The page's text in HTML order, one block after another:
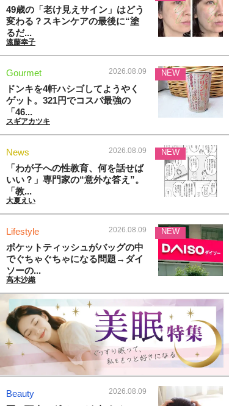
49歳の「老け見えサイン」はどう
変わる？スキンケアの最後に“塗
るだ...
遠藤幸子
Gourmet 2026.08.09
ドンキを4軒ハシゴしてようやく
ゲット。321円でコスパ最強の
「46...
スギアカツキ
NEW
News 2026.08.09
「わが子への性教育、何を話せば
いい？」専門家の“意外な答え”。
「教...
大夏えい
NEW
Lifestyle 2026.08.09
ポケットティッシュがバッグの中
でぐちゃぐちゃになる問題→ダイ
ソーの...
高木沙織
NEW
Beauty 2026.08.09